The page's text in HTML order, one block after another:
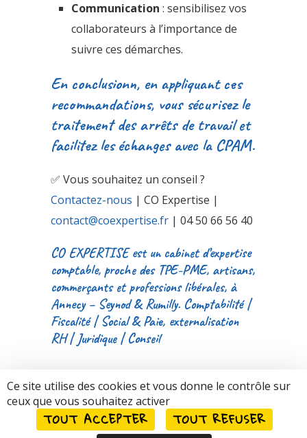
Communication : sensibilisez vos
collaborateurs à l’importance de
suivre ces démarches.
En conclusionn, en appliquant ces
recommandations, vous sécurisez le
traitement des arrêts de travail et
facilitez les échanges avec la CPAM.
✅ Vous souhaitez un conseil ?
Contactez-nous | CO Expertise |
contact@coexpertise.fr | 04 50 66 56 40
CO EXPERTISE est un cabinet d’expertise
comptable, proche des TPE-PME, artisans,
commerçants et professions libérales, à
Annecy – Seynod & Rumilly. Comptabilité |
Fiscalité | Social & Paie, externalisation
RH | Juridique | Conseil
Facebook
Twitter
LinkedIn
E-mail
Ce site utilise des cookies et vous donne le contrôle sur
ceux que vous souhaitez activer
TOUT ACCEPTER
TOUT REFUSER